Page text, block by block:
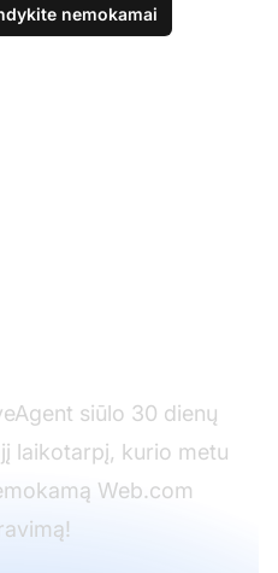
nemokamai
siūlo 30 dienų
laikotarpį, kurio metu
Web.com